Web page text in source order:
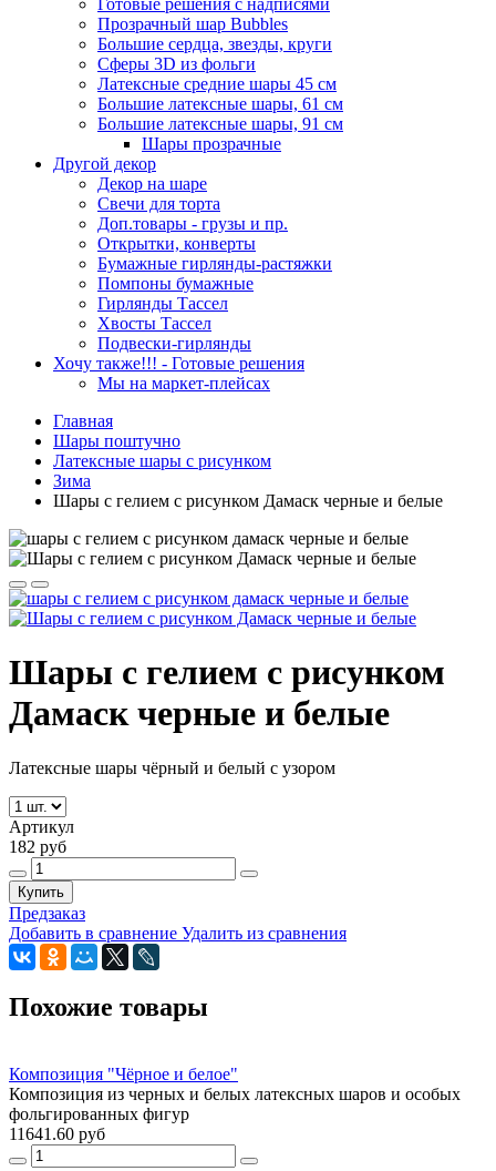
Готовые решения с надписями
Прозрачный шар Bubbles
Большие сердца, звезды, круги
Сферы 3D из фольги
Латексные средние шары 45 см
Большие латексные шары, 61 см
Большие латексные шары, 91 см
Шары прозрачные
Другой декор
Декор на шаре
Свечи для торта
Доп.товары - грузы и пр.
Открытки, конверты
Бумажные гирлянды-растяжки
Помпоны бумажные
Гирлянды Тассел
Хвосты Тассел
Подвески-гирлянды
Хочу также!!! - Готовые решения
Мы на маркет-плейсах
Главная
Шары поштучно
Латексные шары с рисунком
Зима
Шары с гелием с рисунком Дамаск черные и белые
Шары с гелием с рисунком
Дамаск черные и белые
Латексные шары чёрный и белый с узором
Артикул
182 руб
Купить
Предзаказ
Добавить в сравнение Удалить из сравнения
Похожие товары
Композиция "Чёрное и белое"
Композиция из черных и белых латексных шаров и особых
фольгированных фигур
11641.60 руб